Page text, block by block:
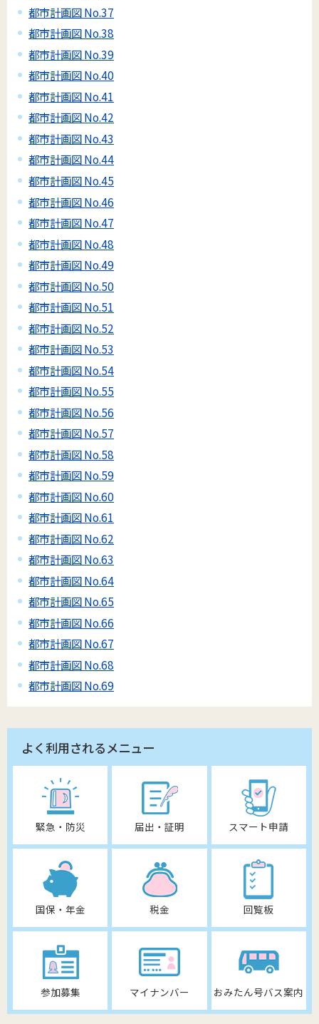
都市計画図 No.37
都市計画図 No.38
都市計画図 No.39
都市計画図 No.40
都市計画図 No.41
都市計画図 No.42
都市計画図 No.43
都市計画図 No.44
都市計画図 No.45
都市計画図 No.46
都市計画図 No.47
都市計画図 No.48
都市計画図 No.49
都市計画図 No.50
都市計画図 No.51
都市計画図 No.52
都市計画図 No.53
都市計画図 No.54
都市計画図 No.55
都市計画図 No.56
都市計画図 No.57
都市計画図 No.58
都市計画図 No.59
都市計画図 No.60
都市計画図 No.61
都市計画図 No.62
都市計画図 No.63
都市計画図 No.64
都市計画図 No.65
都市計画図 No.66
都市計画図 No.67
都市計画図 No.68
都市計画図 No.69
よく利用されるメニュー
緊急・防災 届出・証明 スマート申請
国保・年金 税金 回覧板
参加募集 マイナンバー おみたん号バス案内